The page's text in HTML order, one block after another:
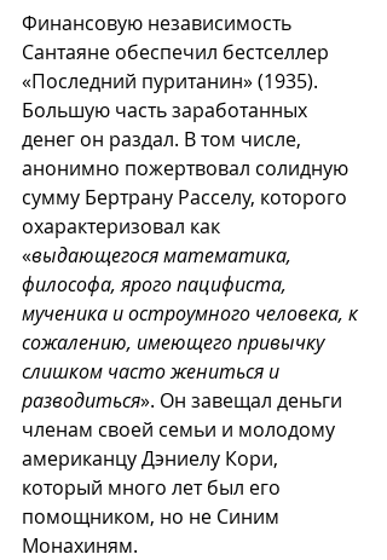
Финансовую независимость
Сантаяне обеспечил бестселлер
«Последний пуританин» (1935).
Большую часть заработанных
денег он раздал. В том числе,
анонимно пожертвовал солидную
сумму Бертрану Расселу, которого
охарактеризовал как
«выдающегося математика,
философа, ярого пацифиста,
мученика и остроумного человека, к
сожалению, имеющего привычку
слишком часто жениться и
разводиться». Он завещал деньги
членам своей семьи и молодому
американцу Дэниелу Кори,
который много лет был его
помощником, но не Синим
Монахиням.